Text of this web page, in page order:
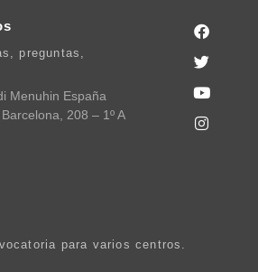
preguntas,
Menuhin España
208 – 1º A
para varios centros.